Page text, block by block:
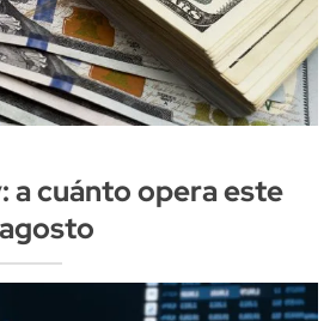
a cuánto opera este